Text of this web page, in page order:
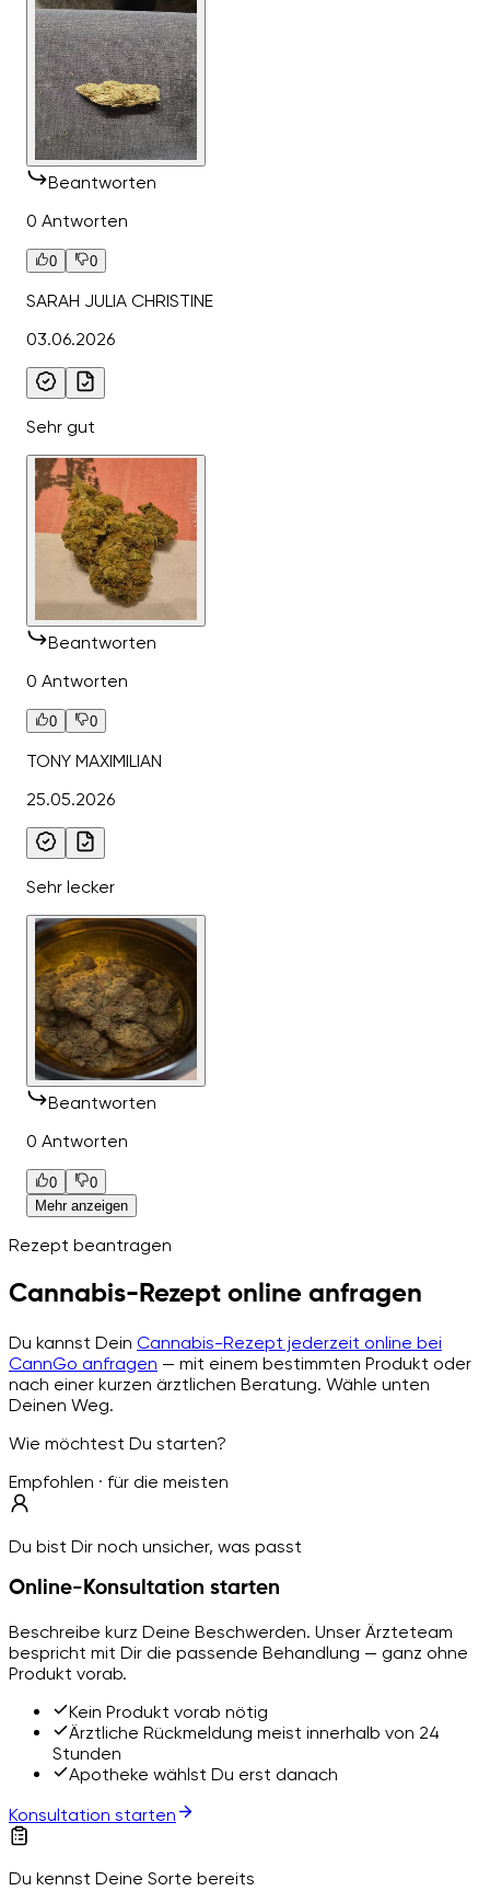
Beantworten
0 Antworten
0 0
SARAH JULIA CHRISTINE
03.06.2026
Sehr gut
Beantworten
0 Antworten
0 0
TONY MAXIMILIAN
25.05.2026
Sehr lecker
Beantworten
0 Antworten
0
0
Mehr anzeigen
Rezept beantragen
Cannabis-Rezept online anfragen
Du kannst Dein Cannabis-Rezept jederzeit online bei
CannGo anfragen — mit einem bestimmten Produkt oder
nach einer kurzen ärztlichen Beratung. Wähle unten
Deinen Weg.
Wie möchtest Du starten?
Empfohlen · für die meisten
Du bist Dir noch unsicher, was passt
Online-Konsultation starten
Beschreibe kurz Deine Beschwerden. Unser Ärzteteam
bespricht mit Dir die passende Behandlung — ganz ohne
Produkt vorab.
Kein Produkt vorab nötig
Ärztliche Rückmeldung meist innerhalb von 24
Stunden
Apotheke wählst Du erst danach
Konsultation starten
Du kennst Deine Sorte bereits